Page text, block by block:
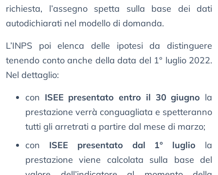
richiesta, l’assegno spetta sulla base dei dati
autodichiarati nel modello di domanda.
L’INPS poi elenca delle ipotesi da distinguere
tenendo conto anche della data del 1° luglio 2022.
Nel dettaglio:
con ISEE presentato entro il 30 giugno la
prestazione verrà conguagliata e spetteranno
tutti gli arretrati a partire dal mese di marzo;
con ISEE presentato dal 1° luglio la
prestazione viene calcolata sulla base del